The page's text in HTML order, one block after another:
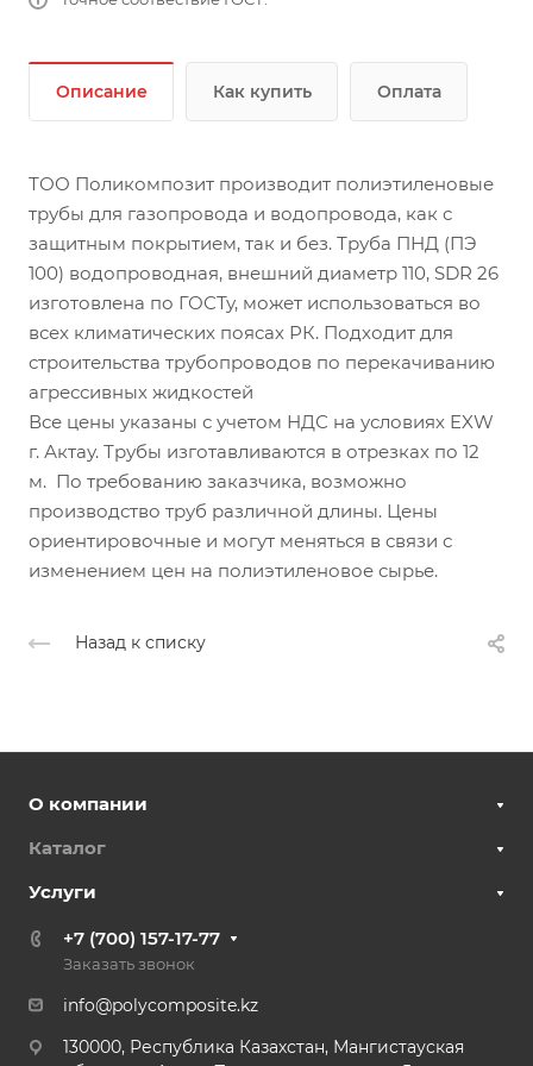
Описание Как купить Оплата
ТОО Поликомпозит производит полиэтиленовые
трубы для газопровода и водопровода, как с
защитным покрытием, так и без. Труба ПНД (ПЭ
100) водопроводная, внешний диаметр 110, SDR 26
изготовлена по ГОСТу, может использоваться во
всех климатических поясах РК. Подходит для
строительства трубопроводов по перекачиванию
агрессивных жидкостей
Все цены указаны с учетом НДС на условиях EXW
г. Актау. Трубы изготавливаются в отрезках по 12
м. По требованию заказчика, возможно
производство труб различной длины. Цены
ориентировочные и могут меняться в связи с
изменением цен на полиэтиленовое сырье.
Назад к списку
О компании
Каталог
Услуги
+7 (700) 157-17-77
Заказать звонок
info@polycomposite.kz
130000, Республика Казахстан, Мангистауская